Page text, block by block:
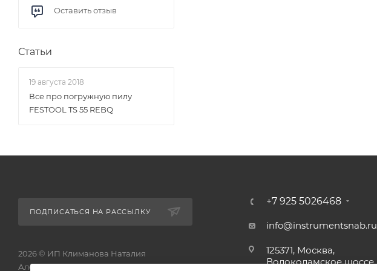
Оставить отзыв
Статьи
19 августа 2018
Все про погружную пилу
FESTOOL TS 55 REBQ
ПОДПИСАТЬСЯ НА РАССЫЛКУ
2026 © ИП Климанова Наталия
Александровна - интернет-магазин
+7 925 5026468
info@instrumentsnab.ru
125371, Москва,
Волоколамское шоссе,